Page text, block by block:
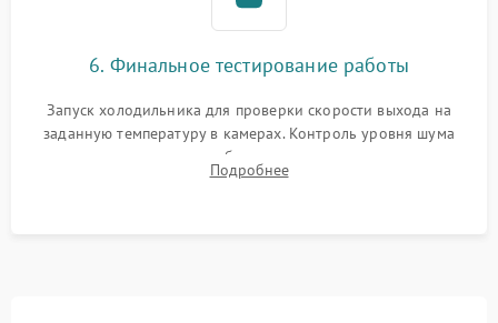
6. Финальное тестирование работы
Запуск холодильника для проверки скорости выхода на
заданную температуру в камерах. Контроль уровня шума
компрессора, отсутствия обмерзания стенок и корректного
срабатывания системы автоматической оттайки.
Подробнее